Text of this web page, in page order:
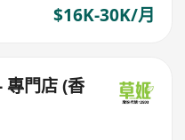
$16K-30K/月
專門店 (香